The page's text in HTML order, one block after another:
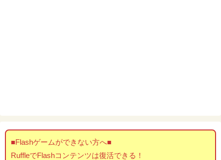
■Flashゲームができない方へ■
RuffleでFlashコンテンツは復活できる！